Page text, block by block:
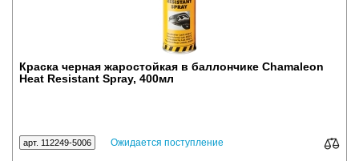
Краска черная жаростойкая в баллончике Chamaleon
Heat Resistant Spray, 400мл
арт. 112249-5006 Ожидается поступление